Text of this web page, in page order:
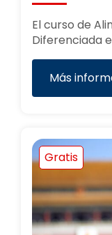
El curso de
Diferenciada
Más
Gratis